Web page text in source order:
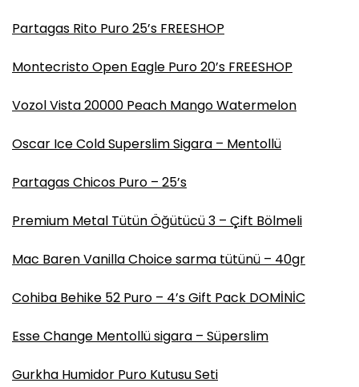
Partagas Rito Puro 25’s FREESHOP
Montecristo Open Eagle Puro 20’s FREESHOP
Vozol Vista 20000 Peach Mango Watermelon
Oscar Ice Cold Superslim Sigara – Mentollü
Partagas Chicos Puro – 25’s
Premium Metal Tütün Öğütücü 3 – Çift Bölmeli
Mac Baren Vanilla Choice sarma tütünü – 40gr
Cohiba Behike 52 Puro – 4’s Gift Pack DOMİNİC
Esse Change Mentollü sigara – Süperslim
Gurkha Humidor Puro Kutusu Seti